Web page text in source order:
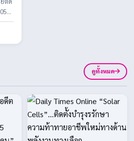
าท
ดูทั้งหมด